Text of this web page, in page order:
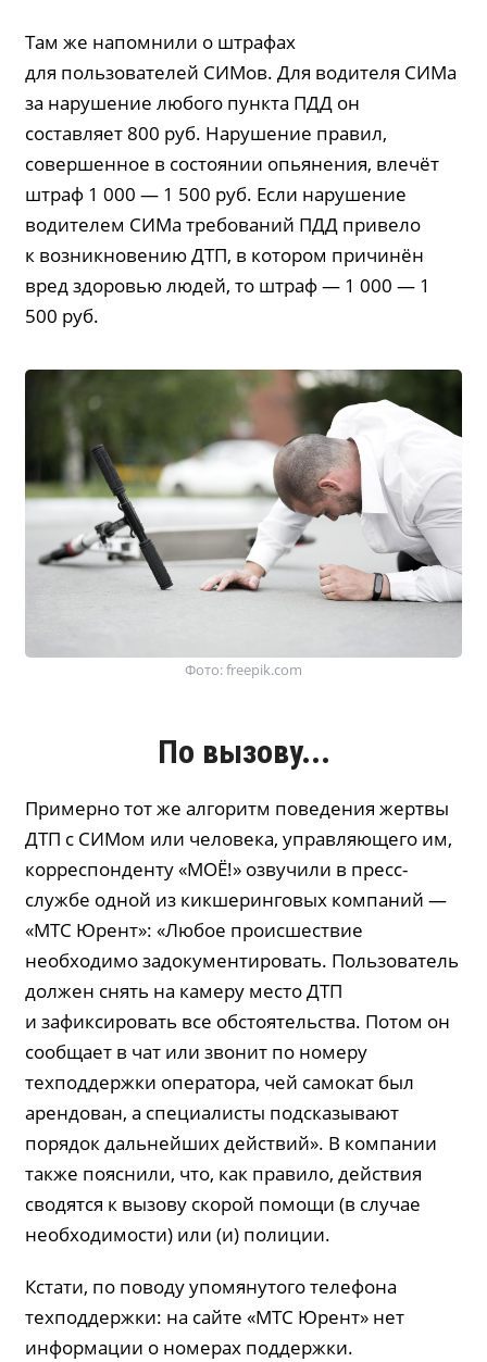
Там же напомнили о штрафах
для пользователей СИМов. Для водителя СИМа
за нарушение любого пункта ПДД он
составляет 800 руб. Нарушение правил,
совершенное в состоянии опьянения, влечёт
штраф 1 000 — 1 500 руб. Если нарушение
водителем СИМа требований ПДД привело
к возникновению ДТП, в котором причинён
вред здоровью людей, то штраф — 1 000 — 1
500 руб.
Фото: freepik.com
По вызову...
Примерно тот же алгоритм поведения жертвы
ДТП с СИМом или человека, управляющего им,
корреспонденту «МОЁ!» озвучили в пресс-
службе одной из кикшеринговых компаний —
«МТС Юрент»: «Любое происшествие
необходимо задокументировать. Пользователь
должен снять на камеру место ДТП
и зафиксировать все обстоятельства. Потом он
сообщает в чат или звонит по номеру
техподдержки оператора, чей самокат был
арендован, а специалисты подсказывают
порядок дальнейших действий». В компании
также пояснили, что, как правило, действия
сводятся к вызову скорой помощи (в случае
необходимости) или (и) полиции.
Кстати, по поводу упомянутого телефона
техподдержки: на сайте «МТС Юрент» нет
информации о номерах поддержки.